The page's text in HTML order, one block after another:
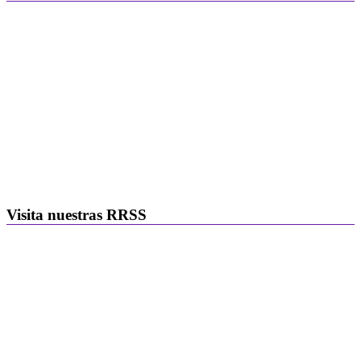
Visita nuestras RRSS